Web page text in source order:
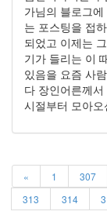
가님의 블로그
는 포스팅을 접
되었고 이제는
기가 들리는 이
있음을 요즘 사
다 장인어른께
시절부터 모아
« 1 307
313
314
Steve
Jobs,
1955~2011
구
글
플
러
소
융
합
학